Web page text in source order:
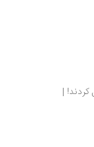
حسینی‌زاد:  فساد اقتصادی را به انتقام عشقی تبدیل کردند! |